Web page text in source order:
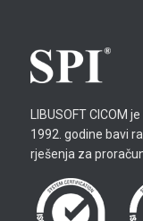
LIBUSOFT CICOM
1992. godine bavi
rješenja za